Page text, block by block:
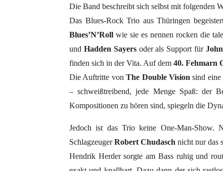
Die Band beschreibt sich selbst mit folgenden
Das Blues-Rock Trio aus Thüringen
Blues’N’Roll wie sie es nennen rocken die
und Hadden Sayersoder als Support für
finden sich in der Vita. Auf dem40. Fehmarn
Die Auftritte vonThe Double Vision sind
– schweißtreibend, jede Menge Spaß: der
Kompositionen zu hören sind, spiegeln die
Jedoch ist das Trio keine One-Man-Show.
SchlagzeugerRobert Chudasch nicht nur das
Hendrik Herder sorgte am Bass ruhig und